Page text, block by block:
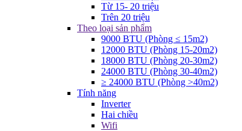
Từ 15- 20 triệu
Trên 20 triệu
Theo loại sản phẩm
9000 BTU (Phòng ≤ 15m2)
12000 BTU (Phòng 15-20m2)
18000 BTU (Phòng 20-30m2)
24000 BTU (Phòng 30-40m2)
≥ 24000 BTU (Phòng >40m2)
Tính năng
Inverter
Hai chiều
Wifi